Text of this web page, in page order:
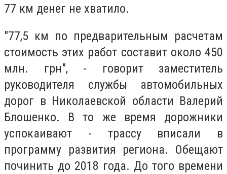
77 км денег не хватило.
"77,5 км по предварительным расчетам
стоимость этих работ составит около 450
млн. грн", - говорит заместитель
руководителя службы автомобильных
дорог в Николаевской области Валерий
Блошенко. В то же время дорожники
успокаивают - трассу вписали в
программу развития региона. Обещают
починить до 2018 года. До того времени